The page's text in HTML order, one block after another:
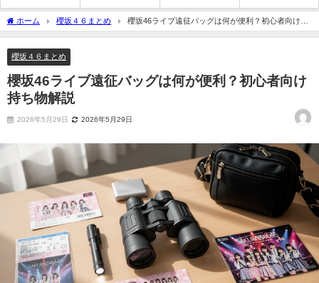
ホーム 櫻坂４６まとめ
櫻坂46ライブ遠征バッグは何が便利？初心者向け持
ち物解説
櫻坂４６まとめ
櫻坂46ライブ遠征バッグは何が便利？初心者向け
持ち物解説
2026年5月29日 2026年5月29日